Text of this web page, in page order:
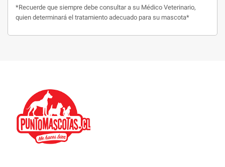
*Recuerde que siempre debe consultar a su Médico Veterinario,
quien determinará el tratamiento adecuado para su mascota*